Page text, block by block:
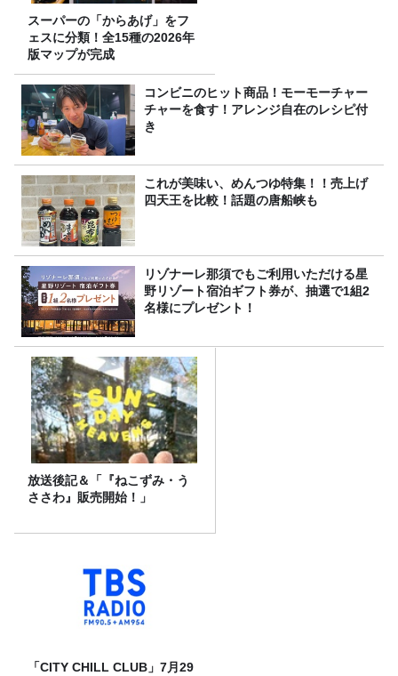
スーパーの「からあげ」をフ
ェスに分類！全15種の2026年
版マップが完成
コンビニのヒット商品！モーモーチャー
チャーを食す！アレンジ自在のレシピ付
き
これが美味い、めんつゆ特集！！売上げ
四天王を比較！話題の唐船峡も
リゾナーレ那須でもご利用いただける星
野リゾート宿泊ギフト券が、抽選で1組2
名様にプレゼント！
放送後記＆「『ねこずみ・う
ささわ』販売開始！」
「CITY CHILL CLUB」7月29